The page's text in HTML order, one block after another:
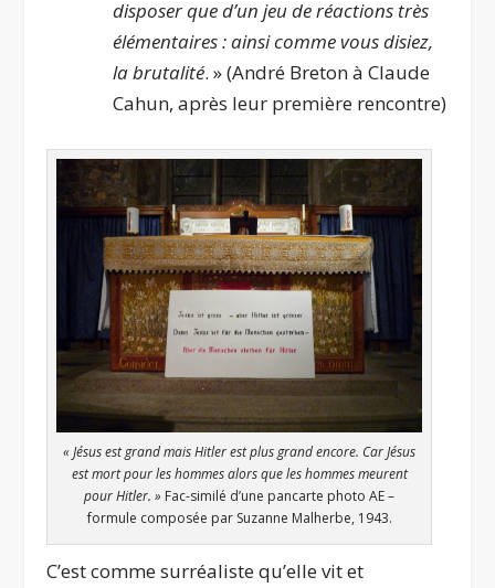
disposer que d’un jeu de réactions très
élémentaires : ainsi comme vous disiez,
la brutalité. » (André Breton à Claude
Cahun, après leur première rencontre)
« Jésus est grand mais Hitler est plus grand encore. Car Jésus
est mort pour les hommes alors que les hommes meurent
pour Hitler. » Fac-similé d’une pancarte photo AE –
formule composée par Suzanne Malherbe, 1943.
C’est comme surréaliste qu’elle vit et